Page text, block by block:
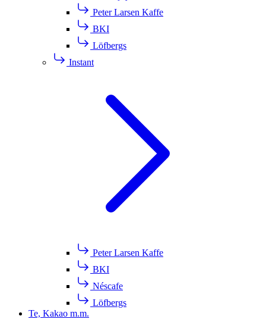
Peter Larsen Kaffe
BKI
Löfbergs
Instant
Peter Larsen Kaffe
BKI
Néscafe
Löfbergs
Te, Kakao m.m.